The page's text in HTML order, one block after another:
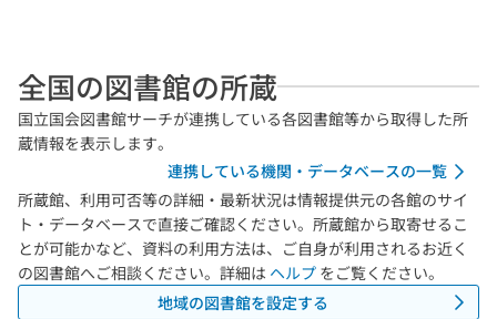
全国の図書館の所蔵
国立国会図書館サーチが連携している各図書館等から取得した所
蔵情報を表示します。
連携している機関・データベースの一覧
所蔵館、利用可否等の詳細・最新状況は情報提供元の各館のサイ
ト・データベースで直接ご確認ください。所蔵館から取寄せるこ
とが可能かなど、資料の利用方法は、ご自身が利用されるお近く
の図書館へご相談ください。詳細は ヘルプ をご覧ください。
地域の図書館を設定する